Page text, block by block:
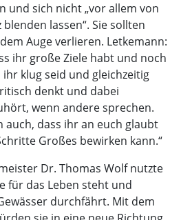
und sich nicht „vor allem von
lassen“. Sie sollten
Auge verlieren. Letkemann:
ihr große Ziele habt und noch
klug seid und gleichzeitig
denkt und dabei
wenn andere sprechen.
auch, dass ihr an euch glaubt
Großes bewirken kann.“
Dr. Thomas Wolf nutzte
für das Leben steht und
durchfährt. Mit dem